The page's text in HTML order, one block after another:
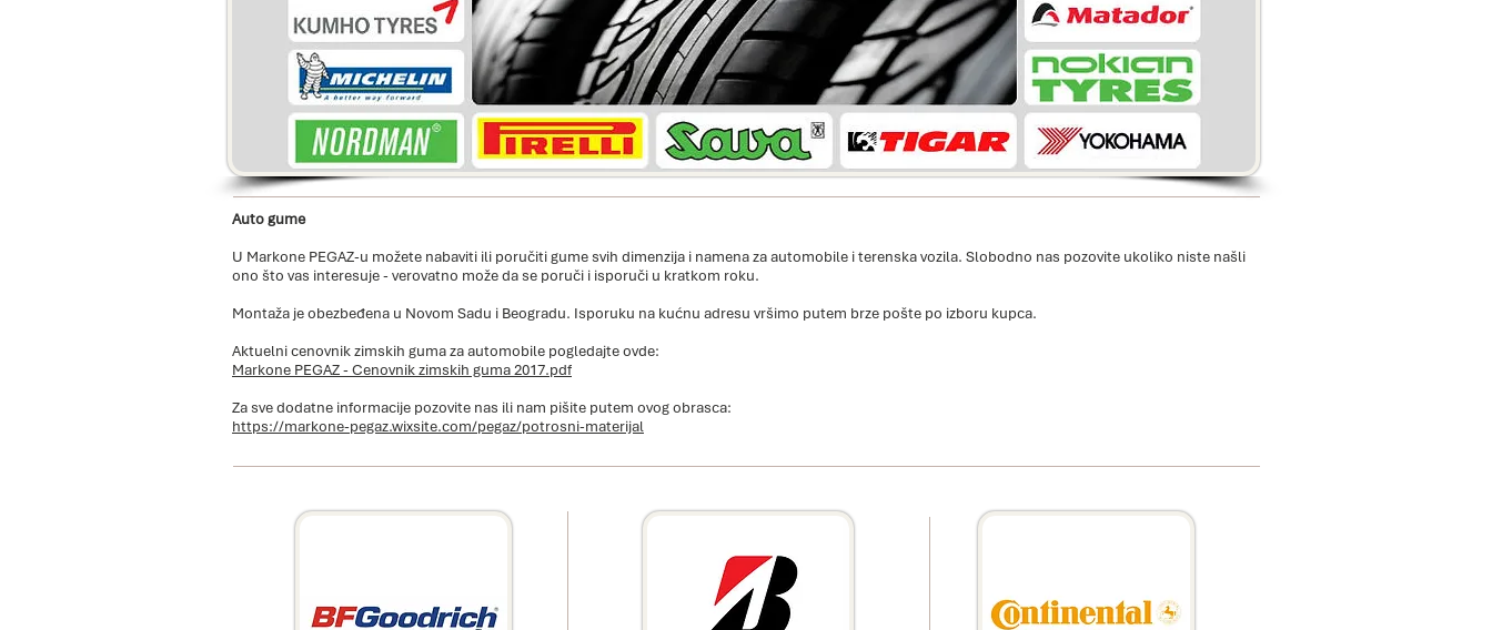
Auto gume
U Markone PEGAZ-u možete nabaviti ili poručiti gume svih dimenzija i namena za automobile i terenska vozila. Slobodno nas pozovite ukoliko niste našli
ono što vas interesuje - verovatno može da se poruči i isporuči u kratkom roku.
Montaža je obezbeđena u Novom Sadu i Beogradu. Isporuku na kućnu adresu vršimo putem brze pošte po izboru kupca.
Aktuelni cenovnik zimskih guma za automobile pogledajte ovde:
Markone PEGAZ - Cenovnik zimskih guma 2017.pdf
Za sve dodatne informacije pozovite nas ili nam pišite putem ovog obrasca:
https://markone-pegaz.wixsite.com/pegaz/potrosni-materijal